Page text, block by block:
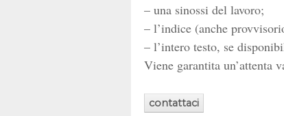
– una sinossi del lavoro;
– l’indice (anche
– l’intero testo, se
Viene garantita un’attenta
contattaci